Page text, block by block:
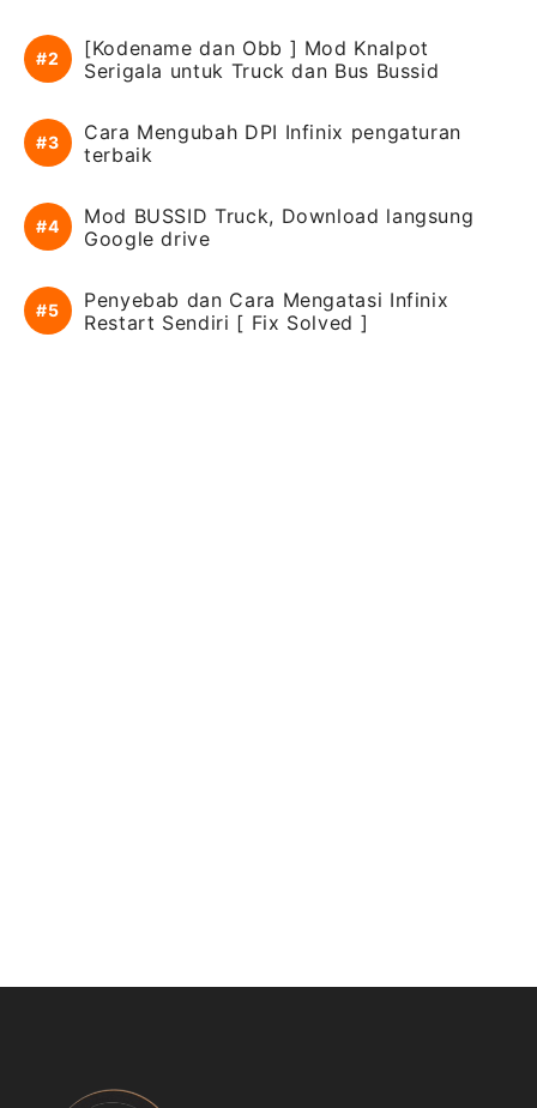
[Kodename dan Obb ] Mod Knalpot
Serigala untuk Truck dan Bus Bussid
Cara Mengubah DPI Infinix pengaturan
terbaik
Mod BUSSID Truck, Download langsung
Google drive
Penyebab dan Cara Mengatasi Infinix
Restart Sendiri [ Fix Solved ]